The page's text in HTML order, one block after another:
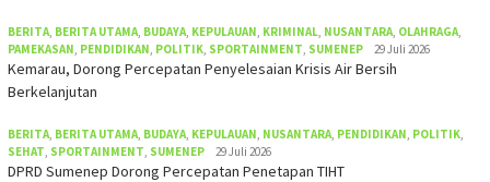
BERITA BERITA UTAMA BUDAYA KEPULAUAN KRIMINAL NUSANTARA OLAHRAGA
PAMEKASAN PENDIDIKAN POLITIK SPORTAINMENT SUMENEP 29 Juli 2026
Kemarau, Dorong Percepatan Penyelesaian Krisis Air Bersih
Berkelanjutan
BERITA BERITA UTAMA BUDAYA KEPULAUAN NUSANTARA PENDIDIKAN POLITIK
SEHAT SPORTAINMENT SUMENEP 29 Juli 2026
DPRD Sumenep Dorong Percepatan Penetapan TIHT